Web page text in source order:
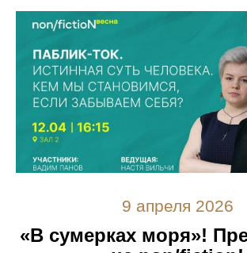
9 апреля 2026
«В сумерках моря»!